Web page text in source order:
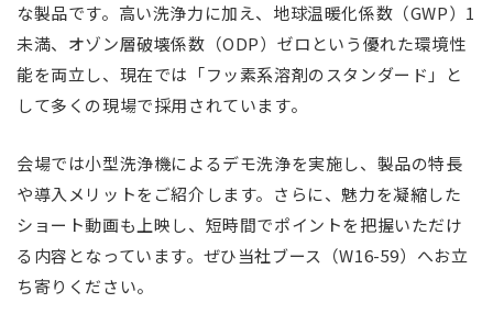
な製品です。高い洗浄力に加え、地球温暖化係数（GWP）1
未満、オゾン層破壊係数（ODP）ゼロという優れた環境性
能を両立し、現在では「フッ素系溶剤のスタンダード」と
して多くの現場で採用されています。
会場では小型洗浄機によるデモ洗浄を実施し、製品の特長
や導入メリットをご紹介します。さらに、魅力を凝縮した
ショート動画も上映し、短時間でポイントを把握いただけ
る内容となっています。ぜひ当社ブース（W16-59）へお立
ち寄りください。